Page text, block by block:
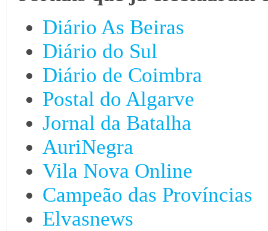
Diário As Beiras
Diário do Sul
Diário de Coimbra
Postal do Algarve
Jornal da Batalha
AuriNegra
Vila Nova Online
Campeão das Províncias
Elvasnews